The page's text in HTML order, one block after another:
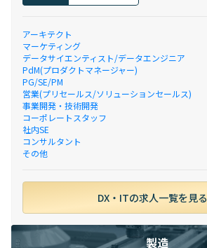
アーキテクト
マーケティング
データサイエンティスト/データエンジニア
PdM(プロダクトマネージャー)
PG/SE/PM
営業(プリセールス/ソリューションセールス)
事業開発・技術開発
コーポレートスタッフ
社内SE
コンサルタント
その他
DX・ITの求人一覧を見る
製造